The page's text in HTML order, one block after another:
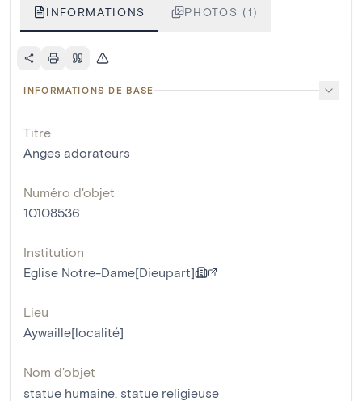
INFORMATIONS PHOTOS (1)
INFORMATIONS DE BASE
Titre
Anges adorateurs
Numéro d'objet
10108536
Institution
Eglise Notre-Dame[Dieupart]
Lieu
Aywaille[localité]
Nom d'objet
statue humaine, statue religieuse